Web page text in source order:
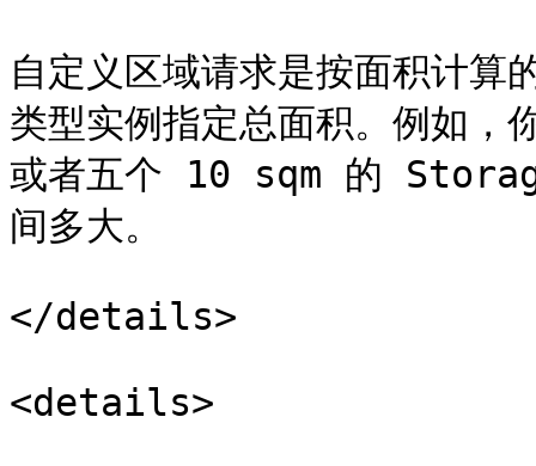
自定义区域请求是按面积计算
类型实例指定总面积。例如
或者五个 10 sqm 的
间多大。
</details>
<details>